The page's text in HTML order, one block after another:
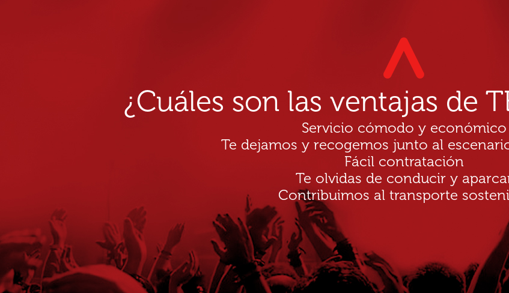
¿Cuáles son las ventajas de
Servicio cómodo y económico
Te dejamos y recogemos junto al
Fácil contratación
Te olvidas de conducir y
Contribuimos al transporte